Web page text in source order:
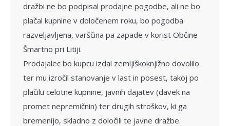
dražbi ne bo podpisal prodaj­ne pogodbe, ali ne bo
plačal kupnine v do­ločenem roku, bo pogodba
razveljavljena, varščina pa zapade v korist Občine
Šmartno pri Litiji.
Prodajalec bo kupcu izdal zemljiškoknjižno dovolilo
ter mu izročil stanovanje v last in posest, takoj po
plačilu celotne kupnine, javnih dajatev (davek na
promet nepremičnin) ter drugih stroškov, ki ga
bremenijo, skladno z določili te javne dražbe.